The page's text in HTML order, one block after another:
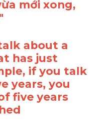
mới xong,
about a
has just
if you talk
years, you
five years